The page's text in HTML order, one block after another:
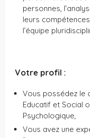
personnes,
leurs
l’équipe
Votre profil :
Vous possédez le
Educatif et Social
Psychologique,
Vous avez une